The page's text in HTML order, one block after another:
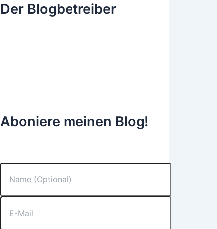
Der Blogbetreiber
Aboniere meinen Blog!